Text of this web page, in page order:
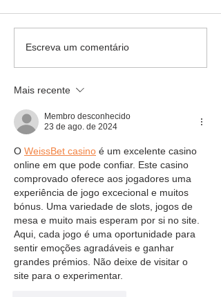
Escreva um comentário
Mais recente
Membro desconhecido
23 de ago. de 2024
O WeissBet casino é um excelente casino
online em que pode confiar. Este casino
comprovado oferece aos jogadores uma
experiência de jogo excecional e muitos
bónus. Uma variedade de slots, jogos de
mesa e muito mais esperam por si no site.
Aqui, cada jogo é uma oportunidade para
sentir emoções agradáveis e ganhar
grandes prémios. Não deixe de visitar o
site para o experimentar.